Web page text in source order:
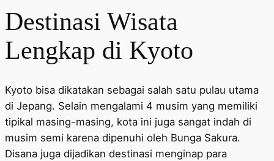
Destinasi Wisata
Lengkap di Kyoto
Kyoto bisa dikatakan sebagai salah satu pulau utama
di Jepang. Selain mengalami 4 musim yang memiliki
tipikal masing-masing, kota ini juga sangat indah di
musim semi karena dipenuhi oleh Bunga Sakura.
Disana juga dijadikan destinasi menginap para